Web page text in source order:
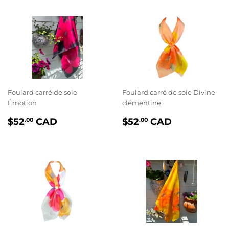
Foulard carré de soie
Émotion
PRIX
$52.00 CAD
Foulard carré de soie Divine
clémentine
PRIX
$52.00 CAD